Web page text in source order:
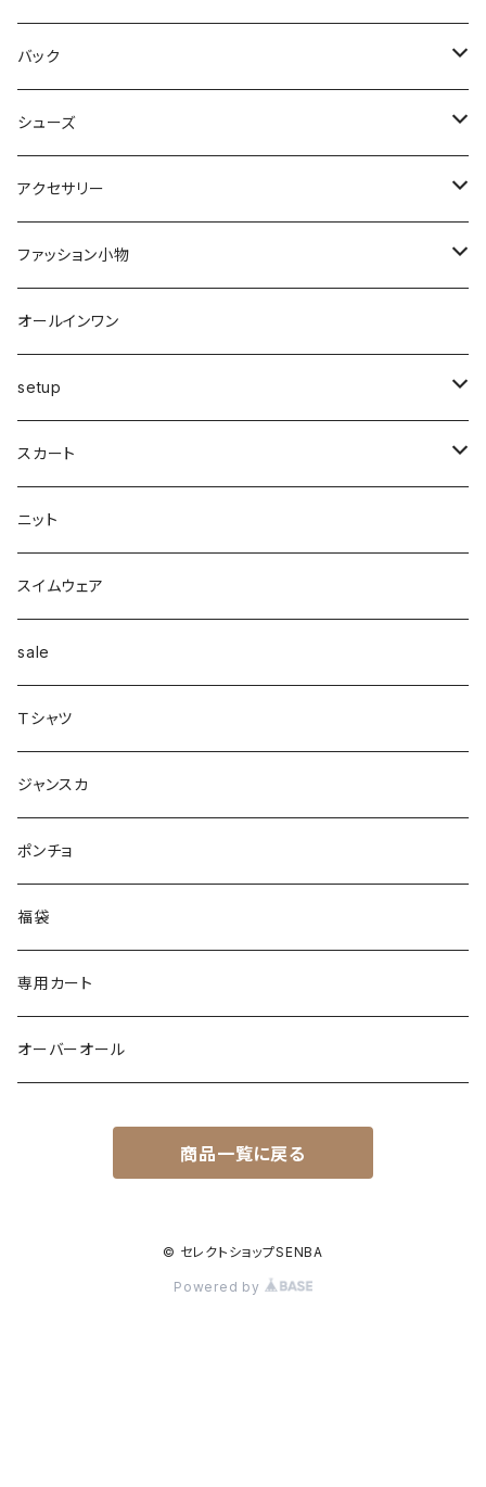
パーカー・トレーナー
裏起毛
サマーニット
その他
ニットトップス
異素材
カシミヤ
ベスト
変形
カーディガン付き
カーディガン
タートルネック
配色
ボンディング
シアー
リブ
ノースリーブ
ポンチョ
ドッキング
異素材
マキシ丈
オールインワン
セットアップ
変形
ベスト
ニット
キャミワンピース
ロング
Tシャツマキシ
シャツ
カットソー
カシュクール
ノースリーブ
スリット
フラワー柄
配色
中綿
ブルゾン
カーデ・ベスト
ベスト
その他
ベスト
スカート
ロングコート
カーディガン
ロングシャツ
フェザーダウン
ダウン
コート
woolコート
パイピング
フェイクレザー
ボア
トレンチコート
シャツ
Gジャン
スカート
フレアー
プリーツ
パンツ
スウェット
ジョガー
デニム
スパッツ・レギンス・タイツ
ハイウエスト
ワイド
ニット
スキニー
テーパード
配色
リブ
スウェット
ダンボール
バルーン
サテン
レザー
バック
ショルダー
クラッチ
カゴbag
肩掛け
clear
デザインbag
エコ
シューズ
ブーツ
スニーカー
パンプス
サンダル
アクセサリー
ピアス・イヤリング
ピアス
リング
リング
ブレス・アンクレット
ネックレス
ヘアーピン
ヘアーゴム
イヤカフ
ファッション小物
帽子
巻き物
ソックス
財布
ベルト
オールインワン
setup
Top's
スカート
pants
スカート
スリット
ジャンク
ニット
スイムウェア
sale
Ｔシャツ
ジャンスカ
ポンチョ
福袋
専用カート
オーバーオール
商品一覧に戻る
© セレクトショップSENBA
Powered by